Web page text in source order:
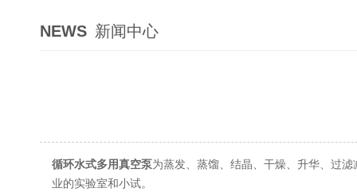
NEWS 新闻中心
循环水式多用真空泵为蒸发、蒸馏、结晶、干燥、升华、过
业的实验室和小试。